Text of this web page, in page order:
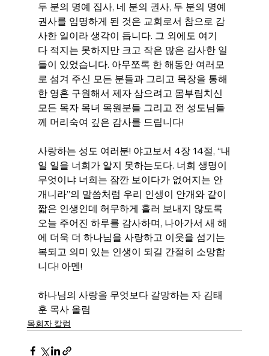
두 분의 명예 집사, 네 분의 권사, 두 분의 명예
권사를 임명하게 된 것은 교회로서 참으로 감
사한 일이라 생각이 듭니다. 그 외에도 여기
다 적지는 못하지만 크고 작은 많은 감사한 일
들이 있었습니다. 아무쪼록 한 해동안 여러모
로 섬겨 주신 모든 분들과 그리고 목장을 통해
한 영혼 구원해서 제자 삼으려고 몸부림치신
모든 목자 목녀 목원분들 그리고 전 성도님들
께 머리숙여 깊은 감사를 드립니다!
사랑하는 성도 여러분! 야고보서 4장 14절, “내
일 일을 너희가 알지 못하는도다. 너희 생명이
무엇이냐 너희는 잠깐 보이다가 없어지는 안
개니라”의 말씀처럼 우리 인생이 안개와 같이
짧은 인생인데 허무하게 흘러 보내지 않도록
오늘 주어진 하루를 감사하며, 나아가서 새 해
에 더욱 더 하나님을 사랑하고 이웃을 섬기는
복되고 의미 있는 인생이 되길 간절히 소망합
니다! 아멘!
하나님의 사랑을 무엇보다 갈망하는 자 김태
훈 목사 올림
목회자 칼럼